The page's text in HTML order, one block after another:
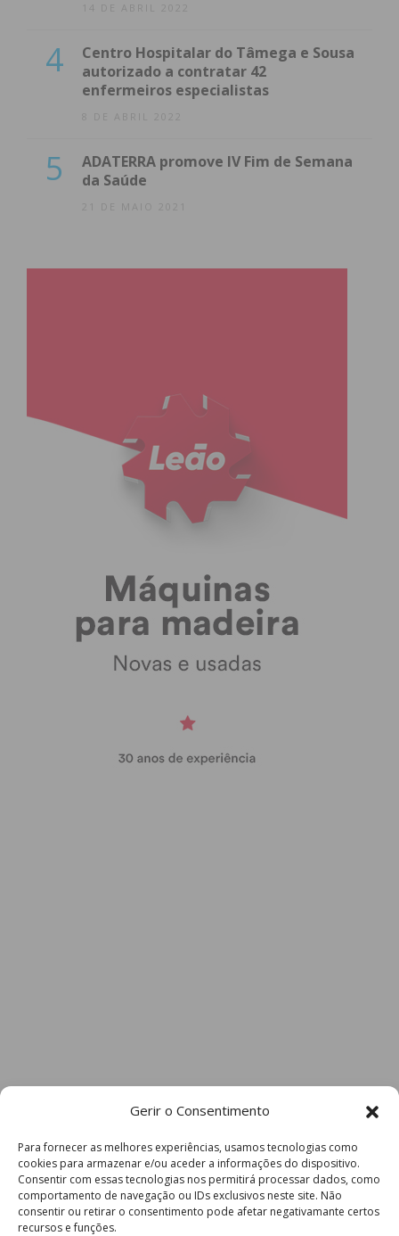
Gerir o Consentimento
Para fornecer as melhores experiências, usamos tecnologias como
cookies para armazenar e/ou aceder a informações do dispositivo.
Consentir com essas tecnologias nos permitirá processar dados, como
comportamento de navegação ou IDs exclusivos neste site. Não
consentir ou retirar o consentimento pode afetar negativamante certos
recursos e funções.
14 DE ABRIL 2022
4
Centro Hospitalar do Tâmega e Sousa
autorizado a contratar 42
enfermeiros especialistas
8 DE ABRIL 2022
5
ADATERRA promove IV Fim de Semana
da Saúde
21 DE MAIO 2021